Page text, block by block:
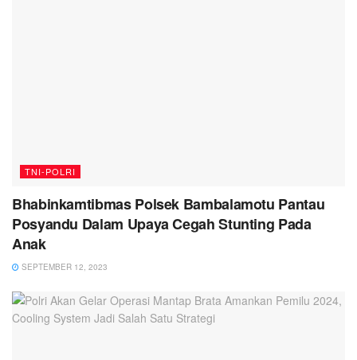
TNI-POLRI
Bhabinkamtibmas Polsek Bambalamotu Pantau
Posyandu Dalam Upaya Cegah Stunting Pada
Anak
SEPTEMBER 12, 2023